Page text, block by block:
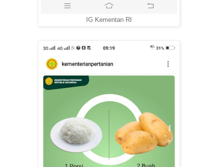
IG Kementan RI